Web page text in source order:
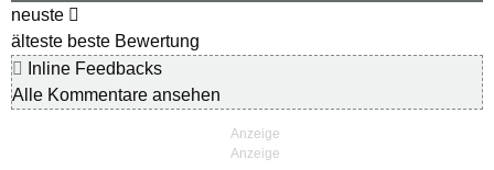
neuste
älteste beste Bewertung
Inline Feedbacks
Alle Kommentare ansehen